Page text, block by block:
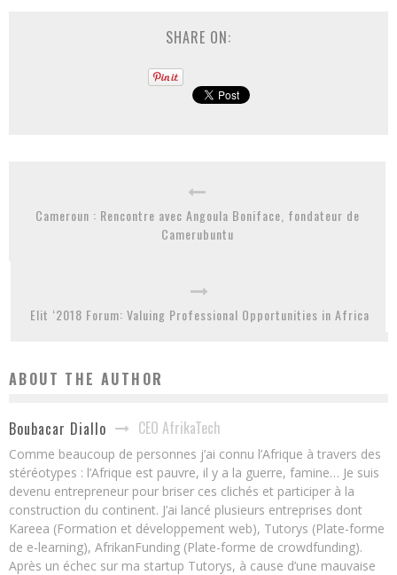
SHARE ON:
Cameroun : Rencontre avec Angoula Boniface, fondateur de
Camerubuntu
Elit ‘2018 Forum: Valuing Professional Opportunities in Africa
ABOUT THE AUTHOR
Boubacar Diallo CEO AfrikaTech
Comme beaucoup de personnes j’ai connu l’Afrique à travers des
stéréotypes : l’Afrique est pauvre, il y a la guerre, famine… Je suis
devenu entrepreneur pour briser ces clichés et participer à la
construction du continent. J’ai lancé plusieurs entreprises dont
Kareea (Formation et développement web), Tutorys (Plate-forme
de e-learning), AfrikanFunding (Plate-forme de crowdfunding).
Après un échec sur ma startup Tutorys, à cause d’une mauvaise